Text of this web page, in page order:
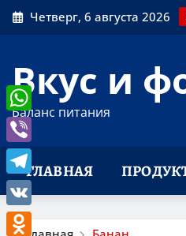
Перейти
к
Четверг, 6 августа 2026
Вкус и
Баланс питания
ГЛАВНАЯ
WhatsApp
Viber
Telegram
VK